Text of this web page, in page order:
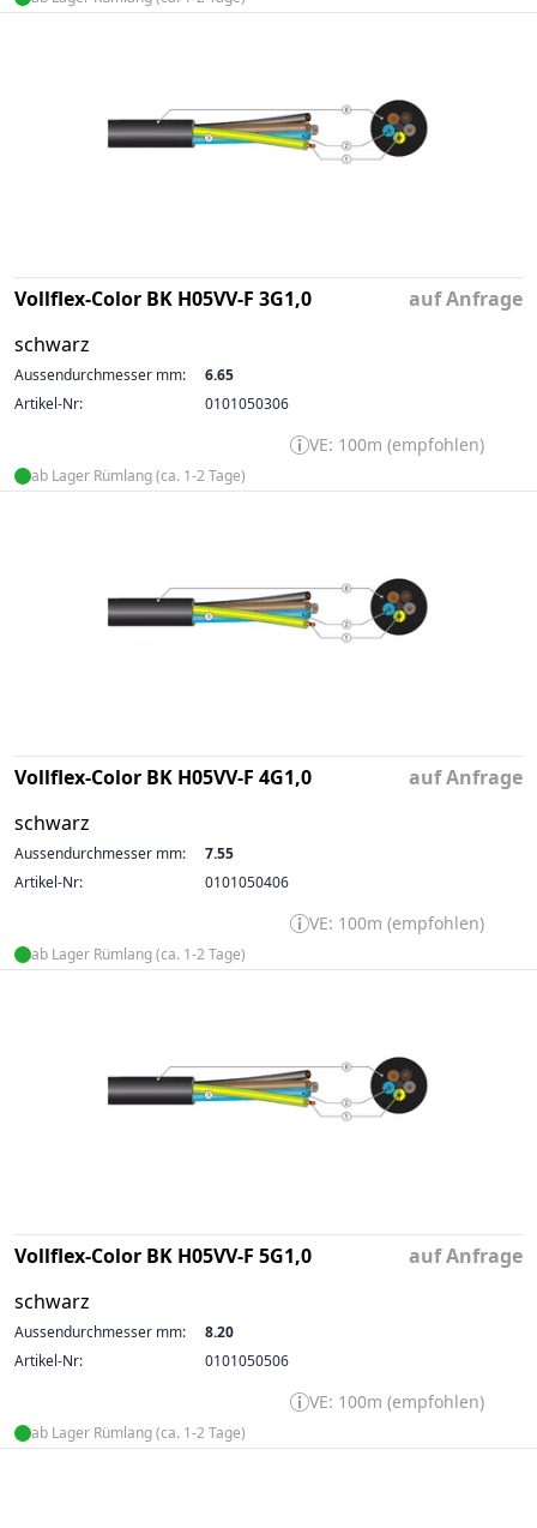
Vollflex-Color BK H05VV-F 3G1,0
schwarz
auf Anfrage
Aussendurchmesser mm:
6.65
Artikel-Nr:
0101050306
VE: 100m (empfohlen)
ab Lager Rümlang (ca. 1-2 Tage)
Vollflex-Color BK H05VV-F 4G1,0
schwarz
auf Anfrage
Aussendurchmesser mm:
7.55
Artikel-Nr:
0101050406
VE: 100m (empfohlen)
ab Lager Rümlang (ca. 1-2 Tage)
Vollflex-Color BK H05VV-F 5G1,0
schwarz
auf Anfrage
Aussendurchmesser mm:
8.20
Artikel-Nr:
0101050506
VE: 100m (empfohlen)
ab Lager Rümlang (ca. 1-2 Tage)